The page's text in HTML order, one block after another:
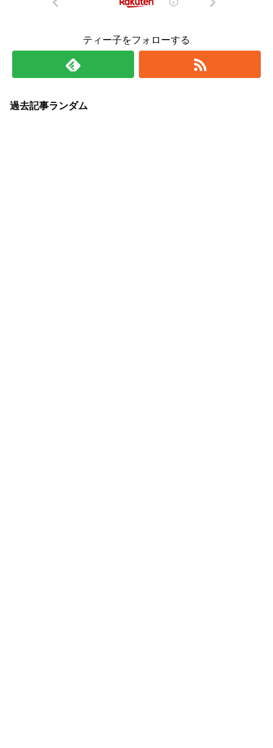
ティー子をフォローする
過去記事ランダム